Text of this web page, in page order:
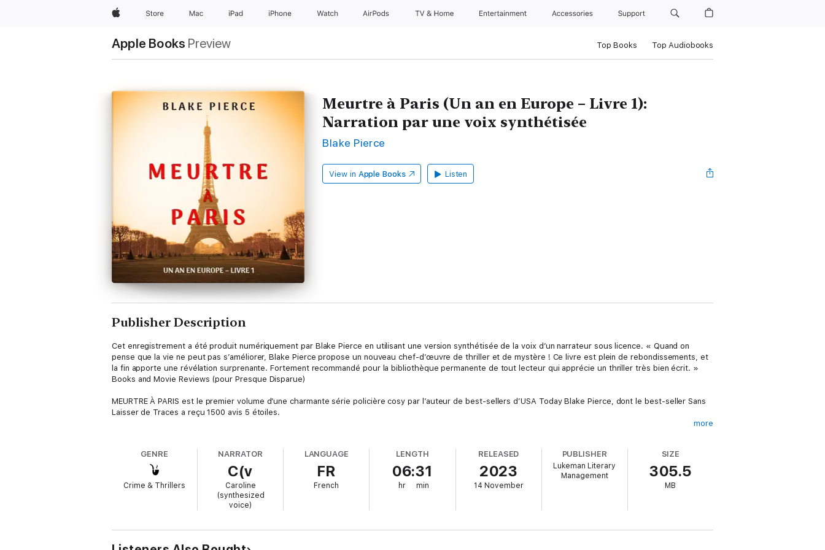
AppleStore Mac iPad iPhone Watch AirPods TV & Home Entertainment Accessories Support
Apple Books Preview Top Books Top Audiobooks
Meurtre à Paris (Un an en Europe – Livre 1):
Narration par une voix synthétisée
Blake Pierce
View in Apple Books Listen
Publisher Description
Cet enregistrement a été produit numériquement par Blake Pierce en utilisant une version synthétisée de la voix d’un narrateur sous licence. « Quand on
pense que la vie ne peut pas s’améliorer, Blake Pierce propose un nouveau chef-d’œuvre de thriller et de mystère ! Ce livre est plein de rebondissements, et
la fin apporte une révélation surprenante. Fortement recommandé pour la bibliothèque permanente de tout lecteur qui apprécie un thriller très bien écrit. »
Books and Movie Reviews (pour Presque Disparue)
MEURTRE À PARIS est le premier volume d’une charmante série policière cosy par l’auteur de best-sellers d’USA Today Blake Pierce, dont le best-seller Sans
Laisser de Traces a reçu 1500 avis 5 étoiles.
sans lui – en fait, de refaire sa vie tout court.
Consacrant les 30 dernières années de sa vie à être une épouse et une mère dévouée et à gravir les échelons de sa carrière, Diana était poussée par une
motivation perpétuelle et n’a jamais pris le temps de faire quoi que ce soit pour elle-même. Aujourd’hui, ce moment est venu.
Diana n’a jamais oublié son premier petit ami, qui l’avait suppliée de le rejoindre pour voyager un an en Europe après l’université. Elle avait très envie d’y aller,
passer cette année romantique en Europe dont elle a toujours rêvé.
more
GENRE
Crime & Thrillers
NARRATOR
C(v
Caroline
(synthesized
voice)
LANGUAGE
FR
French
LENGTH
06:31
hr min
RELEASED
2023
14 November
PUBLISHER
Lukeman Literary
Management
SIZE
305.5
MB